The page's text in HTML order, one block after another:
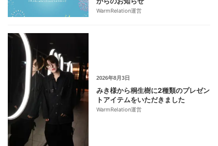
WarmRelation運営
2026年8月3日
みき様から桐生樹に2種類のプレゼン
トアイテムをいただきました
WarmRelation運営